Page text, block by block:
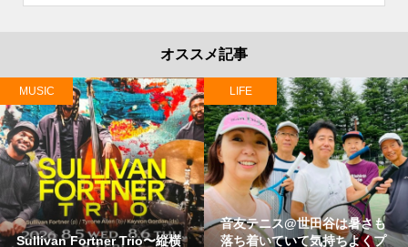
オススメ記事
Sullivan Fortner Trio〜縦横
MUSIC
音友テニス@世田谷は暑さも
落ち着いていて気持ちよくプ
LIFE